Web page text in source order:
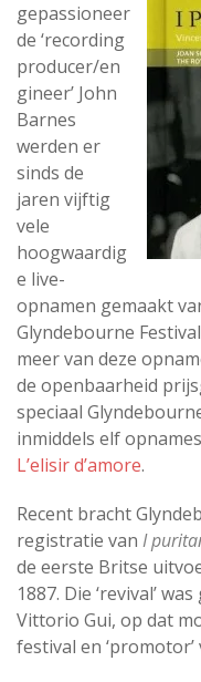
gepassioneer
de ‘recording
producer/en
gineer’ John
Barnes
werden er
sinds de
jaren vijftig
vele
hoogwaardig
e live-
opnamen gemaakt
Glyndebourne
meer van deze
de openbaarheid
speciaal
inmiddels elf
L’elisir d’amore.
Recent bracht
registratie van I
de eerste Britse
1887. Die ‘revival’
Vittorio Gui, op dat
festival en